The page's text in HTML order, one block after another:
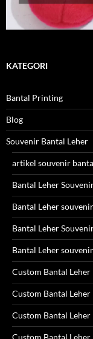
KATEGORI
Bantal Printing
Blog
Souvenir Bantal Leher
artikel souvenir
Bantal Leher
Bantal Leher
Bantal Leher
Bantal Leher
Custom Bantal
Custom Bantal Leher
Custom Bantal Leher
Custom Bantal